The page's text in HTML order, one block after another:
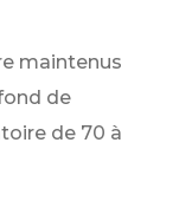
maintenus
de
de 70 à